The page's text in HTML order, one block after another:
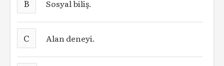
B Sosyal biliş.
C Alan deneyi.